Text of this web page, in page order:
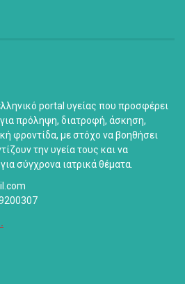
portal υγείας που προσφέρει
πρόληψη, διατροφή, άσκηση,
φροντίδα, με στόχο να βοηθήσει
την υγεία τους και να
σύγχρονα ιατρικά θέματα.